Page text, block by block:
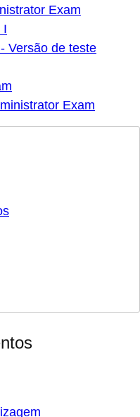
Exam
I
Versão de teste
Exam